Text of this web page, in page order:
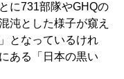
に731部隊やGHQの
沌とした様子が窺え
となっているけれ
ある「日本の黒い